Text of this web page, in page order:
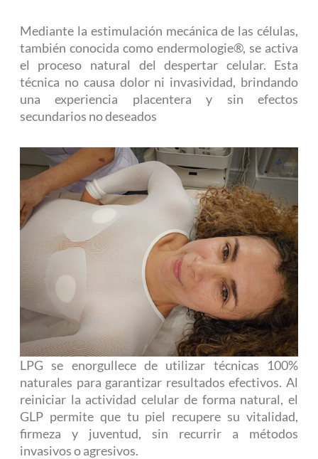
Mediante la estimulación mecánica de las células,
también conocida como endermologie®, se activa
el proceso natural del despertar celular. Esta
técnica no causa dolor ni invasividad, brindando
una experiencia placentera y sin efectos
secundarios no deseados
LPG se enorgullece de utilizar técnicas 100%
naturales para garantizar resultados efectivos. Al
reiniciar la actividad celular de forma natural, el
GLP permite que tu piel recupere su vitalidad,
firmeza y juventud, sin recurrir a métodos
invasivos o agresivos.